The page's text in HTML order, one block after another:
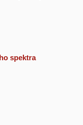
spektra